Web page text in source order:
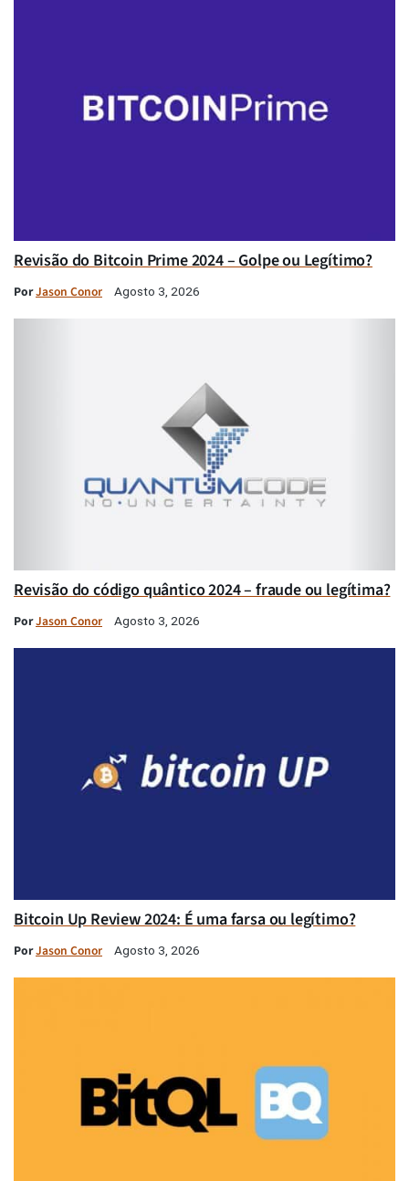
Revisão do Bitcoin Prime 2024 – Golpe ou Legítimo?
PorJason Conor Agosto 3, 2026
Revisão do código quântico 2024 – fraude ou legítima?
PorJason Conor Agosto 3, 2026
Bitcoin Up Review 2024: É uma farsa ou legítimo?
PorJason Conor Agosto 3, 2026